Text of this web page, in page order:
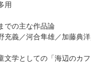
用
の主な作品論
合隼雄／加藤典洋／
しての「海辺のカフ